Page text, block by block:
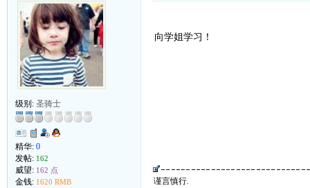
级别: 圣骑士
精华: 0
发帖: 162
威望: 162 点
金钱: 1620 RMB
向学姐学习！
谨言慎行.